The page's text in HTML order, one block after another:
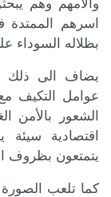
وآلامهم وهم
اسرهم الممتدة
بظلاله السوداء
يضاف الى ذلك
عوامل التكيف
الشعور بالأمن
اقتصادية
يتمتعون بظروف
كما تلعب الصورة